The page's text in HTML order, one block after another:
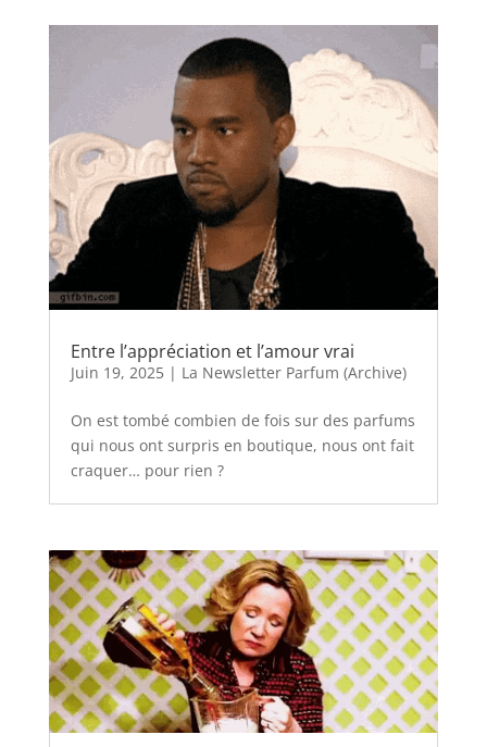
Entre l’appréciation et l’amour vrai
Juin 19, 2025| La Newsletter Parfum (Archive)
On est tombé combien de fois sur des parfums
qui nous ont surpris en boutique, nous ont fait
craquer… pour rien ?